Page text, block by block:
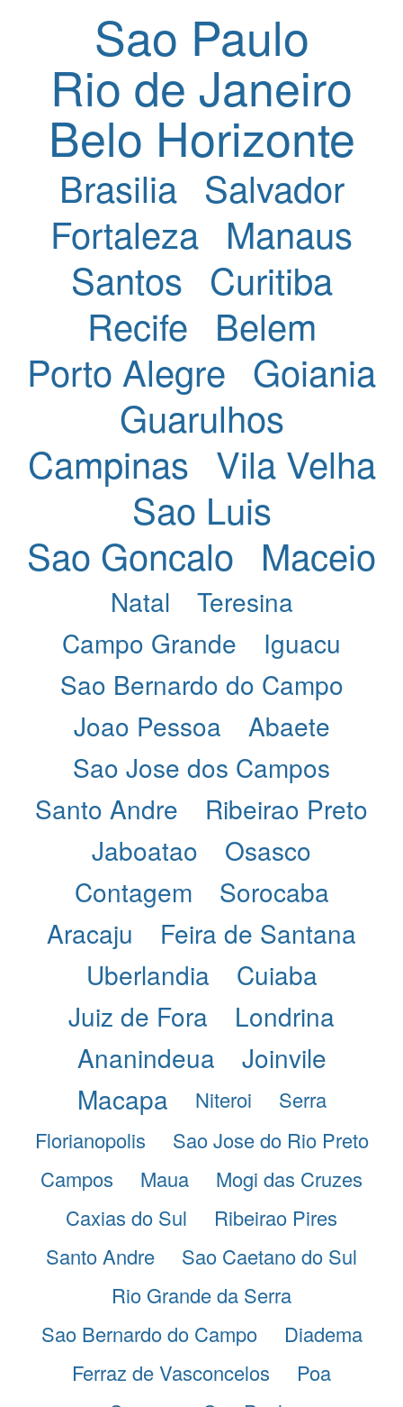
Sao Paulo
Rio de Janeiro
Belo Horizonte
Brasilia Salvador
Fortaleza Manaus
Santos Curitiba
Recife Belem
Porto Alegre Goiania
Guarulhos
Campinas Vila Velha
Sao Luis
Sao Goncalo Maceio
Natal
Teresina
Campo Grande
Iguacu
Sao Bernardo do Campo
Joao Pessoa
Abaete
Sao Jose dos Campos
Santo Andre
Ribeirao Preto
Jaboatao
Osasco
Contagem
Sorocaba
Aracaju
Feira de Santana
Uberlandia
Cuiaba
Juiz de Fora
Londrina
Ananindeua
Joinvile
Macapa
Niteroi
Serra
Florianopolis
Sao Jose do Rio Preto
Campos
Maua
Mogi das Cruzes
Caxias do Sul
Ribeirao Pires
Santo Andre
Sao Caetano do Sul
Rio Grande da Serra
Sao Bernardo do Campo
Diadema
Ferraz de Vasconcelos
Poa